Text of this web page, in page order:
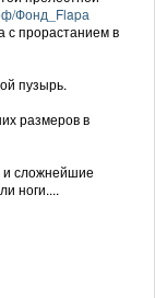
Фонд_Flapа
с прорастанием в
пузырь.
размеров в
и сложнейшие
ноги....